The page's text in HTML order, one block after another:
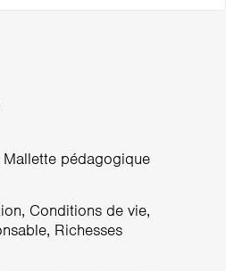
Mallette pédagogique
Conditions de vie,
Richesses